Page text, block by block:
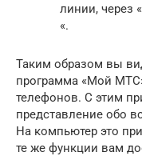
линии, через «
«.
Таким образом вы
программа «Мой
телефонов. С этим
представление обо
На компьютер это
те же функции вам